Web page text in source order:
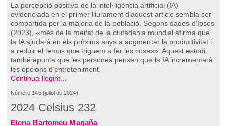
La percepció positiva de la intel·ligència artificial (IA)
evidenciada en el primer lliurament d’aquest article sembla ser
compartida per la majoria de la població. Segons dades d’Ipsos
(2023), «més de la meitat de la ciutadania mundial afirma que
la IA ajudarà en els pròxims anys a augmentar la productivitat i
a reduir el temps que triguem a fer les coses». Aquest estudi
també apunta que les persones pensen que la IA incrementarà
les opcions d’entreteniment.
Continua llegint...
Número 145 (juliol de 2024)
2024 Celsius 232
Elena Bartomeu Magaña